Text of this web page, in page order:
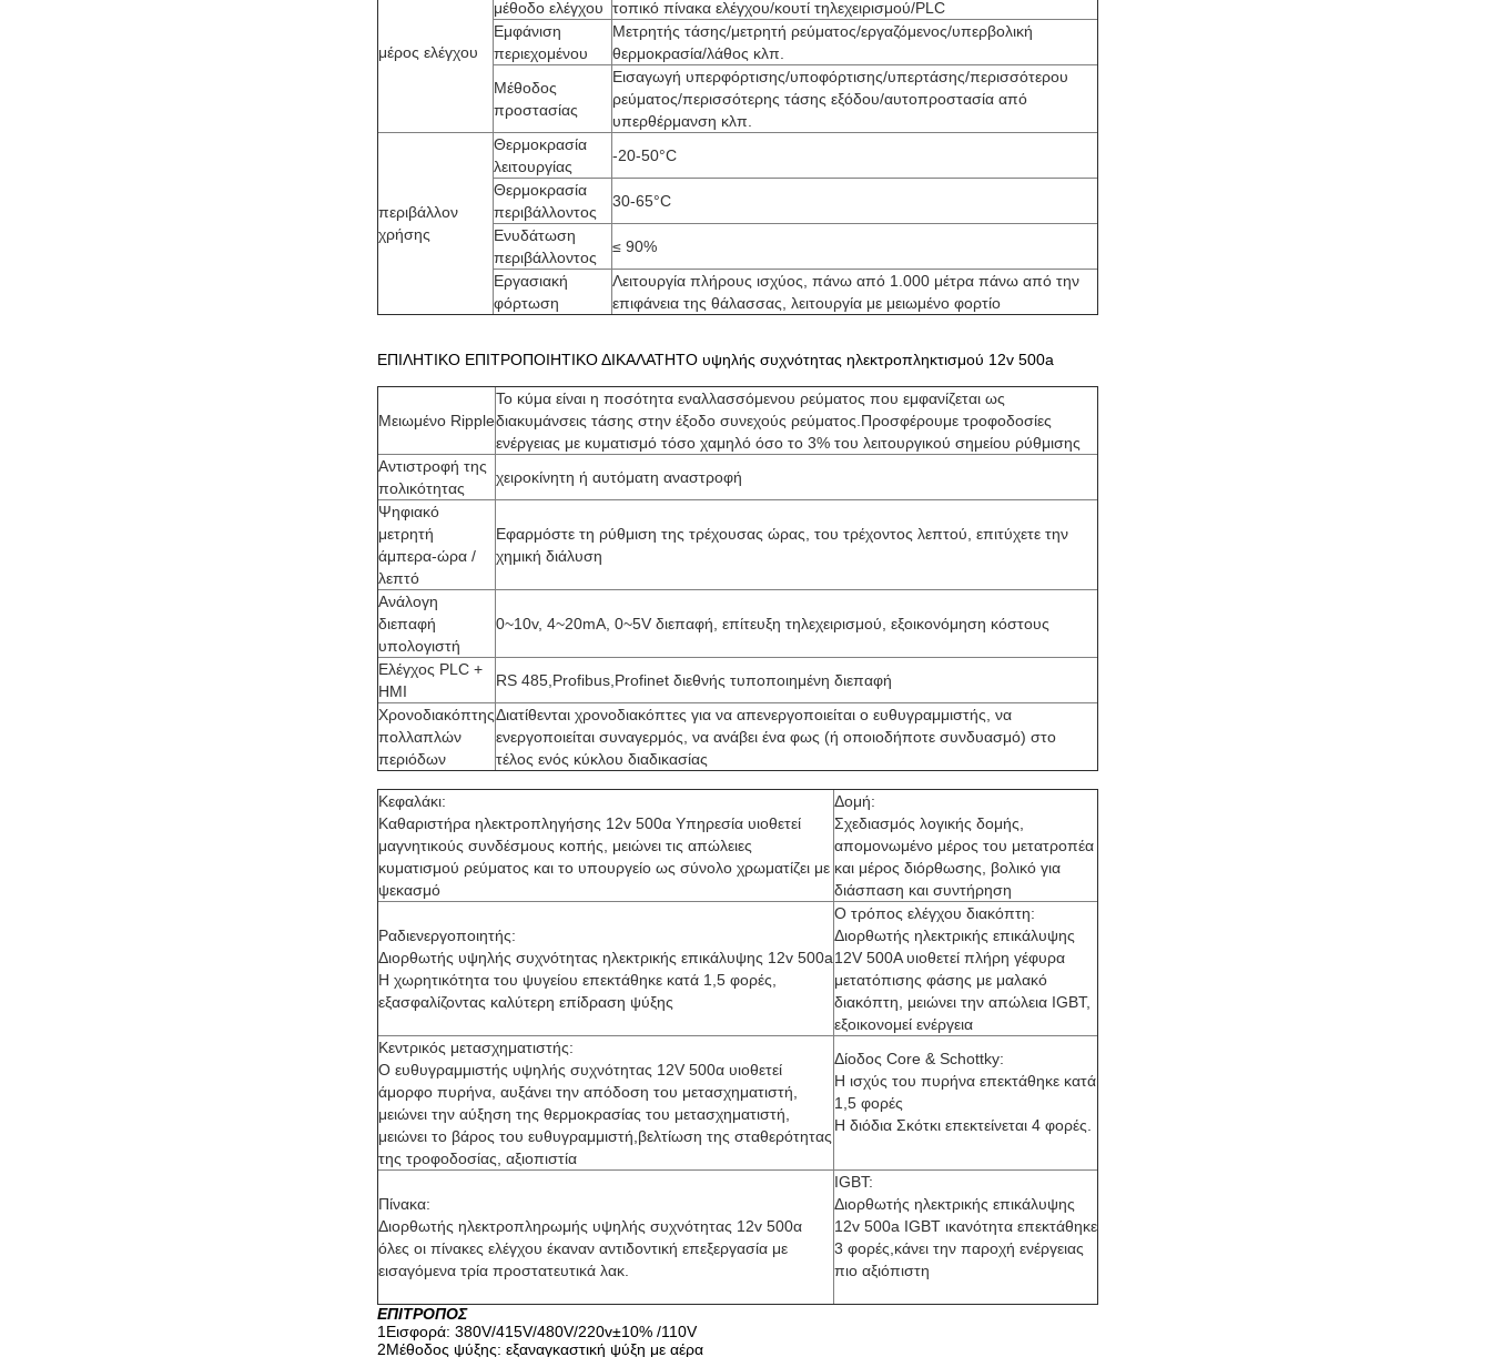
μέρος ελέγχου
μέθοδο ελέγχου τοπικό πίνακα ελέγχου/κουτί τηλεχειρισμού/PLC
Εμφάνιση
περιεχομένου
Μετρητής τάσης/μετρητή ρεύματος/εργαζόμενος/υπερβολική
θερμοκρασία/λάθος κλπ.
Μέθοδος
προστασίας
Εισαγωγή υπερφόρτισης/υποφόρτισης/υπερτάσης/περισσότερου
ρεύματος/περισσότερης τάσης εξόδου/αυτοπροστασία από
υπερθέρμανση κλπ.
περιβάλλον
χρήσης
Θερμοκρασία
λειτουργίας
-20-50°C
Θερμοκρασία
περιβάλλοντος
30-65°C
Ενυδάτωση
περιβάλλοντος
≤ 90%
Εργασιακή
φόρτωση
Λειτουργία πλήρους ισχύος, πάνω από 1.000 μέτρα πάνω από την
επιφάνεια της θάλασσας, λειτουργία με μειωμένο φορτίο
ΕΠΙΛΗΤΙΚΟ ΕΠΙΤΡΟΠΟΙΗΤΙΚΟ ΔΙΚΑΛΑΤΗΤΟ υψηλής συχνότητας ηλεκτροπληκτισμού 12v 500a
Μειωμένο Ripple
Το κύμα είναι η ποσότητα εναλλασσόμενου ρεύματος που εμφανίζεται ως
διακυμάνσεις τάσης στην έξοδο συνεχούς ρεύματος.Προσφέρουμε τροφοδοσίες
ενέργειας με κυματισμό τόσο χαμηλό όσο το 3% του λειτουργικού σημείου ρύθμισης
Αντιστροφή της
πολικότητας
χειροκίνητη ή αυτόματη αναστροφή
Ψηφιακό
μετρητή
άμπερα-ώρα /
λεπτό
Εφαρμόστε τη ρύθμιση της τρέχουσας ώρας, του τρέχοντος λεπτού, επιτύχετε την
χημική διάλυση
Ανάλογη
διεπαφή
υπολογιστή
0~10v, 4~20mA, 0~5V διεπαφή, επίτευξη τηλεχειρισμού, εξοικονόμηση κόστους
Ελέγχος PLC +
HMI
RS 485,Profibus,Profinet διεθνής τυποποιημένη διεπαφή
Χρονοδιακόπτης
πολλαπλών
περιόδων
Διατίθενται χρονοδιακόπτες για να απενεργοποιείται ο ευθυγραμμιστής, να
ενεργοποιείται συναγερμός, να ανάβει ένα φως (ή οποιοδήποτε συνδυασμό) στο
τέλος ενός κύκλου διαδικασίας
Κεφαλάκι:
Καθαριστήρα ηλεκτροπληγήσης 12v 500α Υπηρεσία υιοθετεί
μαγνητικούς συνδέσμους κοπής, μειώνει τις απώλειες
κυματισμού ρεύματος και το υπουργείο ως σύνολο χρωματίζει με
ψεκασμό
Δομή:
Σχεδιασμός λογικής δομής,
απομονωμένο μέρος του μετατροπέα
και μέρος διόρθωσης, βολικό για
διάσπαση και συντήρηση
Ραδιενεργοποιητής:
Διορθωτής υψηλής συχνότητας ηλεκτρικής επικάλυψης 12v 500a
Η χωρητικότητα του ψυγείου επεκτάθηκε κατά 1,5 φορές,
εξασφαλίζοντας καλύτερη επίδραση ψύξης
Ο τρόπος ελέγχου διακόπτη:
Διορθωτής ηλεκτρικής επικάλυψης
12V 500A υιοθετεί πλήρη γέφυρα
μετατόπισης φάσης με μαλακό
διακόπτη, μειώνει την απώλεια IGBT,
εξοικονομεί ενέργεια
Κεντρικός μετασχηματιστής:
Ο ευθυγραμμιστής υψηλής συχνότητας 12V 500α υιοθετεί
άμορφο πυρήνα, αυξάνει την απόδοση του μετασχηματιστή,
μειώνει την αύξηση της θερμοκρασίας του μετασχηματιστή,
μειώνει το βάρος του ευθυγραμμιστή,βελτίωση της σταθερότητας
της τροφοδοσίας, αξιοπιστία
Δίοδος Core & Schottky:
Η ισχύς του πυρήνα επεκτάθηκε κατά
1,5 φορές
Η διόδια Σκότκι επεκτείνεται 4 φορές.
Πίνακα:
Διορθωτής ηλεκτροπληρωμής υψηλής συχνότητας 12v 500α
όλες οι πίνακες ελέγχου έκαναν αντιδοντική επεξεργασία με
εισαγόμενα τρία προστατευτικά λακ.
IGBT:
Διορθωτής ηλεκτρικής επικάλυψης
12v 500a IGBT ικανότητα επεκτάθηκε
3 φορές,κάνει την παροχή ενέργειας
πιο αξιόπιστη
ΕΠΙΤΡΟΠΟΣ
1Εισφορά: 380V/415V/480V/220v±10% /110V
2Μέθοδος ψύξης: εξαναγκαστική ψύξη με αέρα